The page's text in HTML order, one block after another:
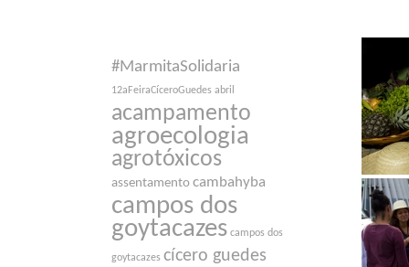
#MarmitaSolidaria
12aFeiraCíceroGuedes abril
acampamento
agroecologia
agrotóxicos
assentamento cambahyba
campos dos
goytacazes campos dos
goytacazes cícero guedes